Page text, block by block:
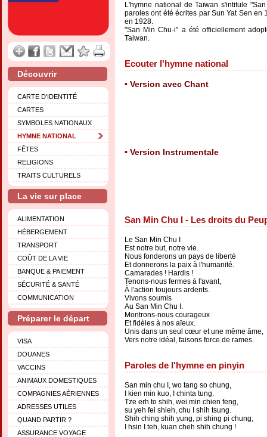
Découvrir
CARTE D'IDENTITÉ
CARTES
SYMBOLES NATIONAUX
HYMNE NATIONAL
FÊTES
RELIGIONS
TRAITS CULTURELS
La vie sur place
ALIMENTATION
HÉBERGEMENT
TRANSPORT
COÛT DE LA VIE
BANQUE & PAIEMENT
SÉCURITÉ & SANTÉ
COMMUNICATION
Préparer le départ
VISA
DOUANES
VACCINS
ANIMAUX DOMESTIQUES
COMPAGNIES AÉRIENNES
ADRESSES UTILES
QUAND PARTIR ?
ASSURANCE VOYAGE
L'hymne national de Taïwan s'intitule
paroles ont été écrites par Sun Yat Sen
en 1928.
"San Min Chu-i" a été officiellement
Taiwan.
Ecouter l'hymne national
Version avec Chant
Version Instrumentale
San Min Chu I - Les droits du
Le San Min Chu I
Est notre but, notre vie.
Nous fonderons un pays de liberté
Et donnerons la paix à l'humanité.
Camarades ! Hardis !
Tenons-nous fermes à l'avant,
À l'action toujours ardents.
Vivons soumis
Au San Min Chu I.
Montrons-nous courageux
Et fidèles à nos aïeux.
Unis dans un seul cœur et une même âme,
Vers notre idéal, faisons force de rames.
Paroles de l'hymne en pinyin
San min chu I, wo tang so chung,
I kien min kuo, I chinta tung.
Tze erh to shih, wei min chien feng,
su yeh fei shieh, chu I shih tsung.
Shih ching shih yung, pi shing pi chung,
I hsin I teh, kuan cheh shih chung !